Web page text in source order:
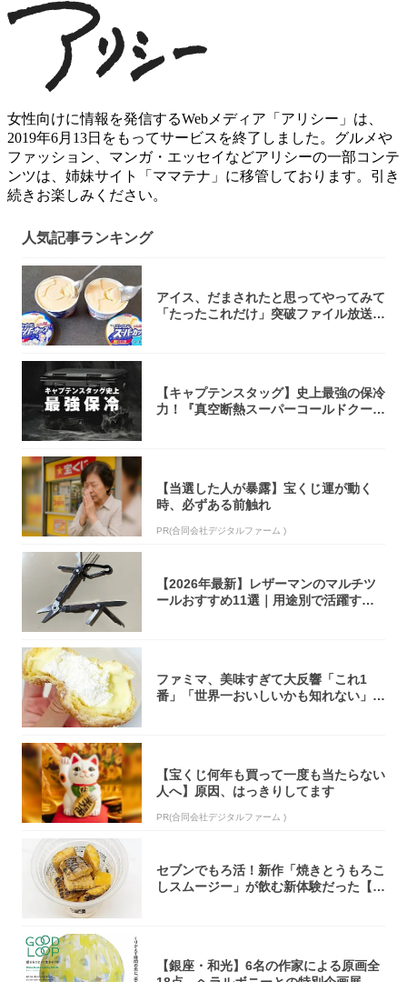
女性向けに情報を発信するWebメディア「アリシー」は、
2019年6月13日をもってサービスを終了しました。グルメや
ファッション、マンガ・エッセイなどアリシーの一部コンテ
ンツは、姉妹サイト「ママテナ」に移管しております。引き
続きお楽しみください。
人気記事ランキング
アイス、だまされたと思ってやってみて
「たったこれだけ」突破ファイル放送で
【キャプテンスタッグ】史上最強の保冷
力！『真空断熱スーパーコールドクーラ
【当選した人が暴露】宝くじ運が動く
時、必ずある前触れ
PR(合同会社デジタルファーム )
【2026年最新】レザーマンのマルチツ
ールおすすめ11選｜用途別で活躍する
ファミマ、美味すぎて大反響「これ1
番」「世界一おいしいかも知れない」
【宝くじ何年も買って一度も当たらない
人へ】原因、はっきりしてます
PR(合同会社デジタルファーム )
セブンでもろ活！新作「焼きとうもろこ
しスムージー」が飲む新体験だった【東
【銀座・和光】6名の作家による原画全